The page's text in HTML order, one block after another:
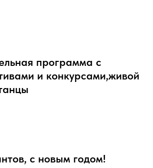
программа с
и конкурсами,живой
с новым годом!